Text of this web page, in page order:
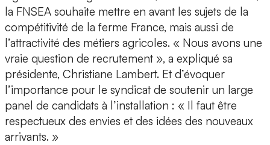
la FNSEA souhaite mettre en avant les sujets de la
compétitivité de la ferme France, mais aussi de
l’attractivité des métiers agricoles. « Nous avons une
vraie question de recrutement », a expliqué sa
présidente, Christiane Lambert. Et d’évoquer
l’importance pour le syndicat de soutenir un large
panel de candidats à l’installation : « Il faut être
respectueux des envies et des idées des nouveaux
arrivants. »